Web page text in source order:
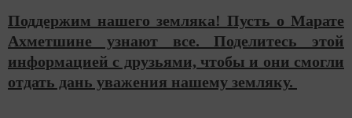
Поддержим нашего земляка! Пусть о Марате
Ахметшине узнают все. Поделитесь этой
информацией с друзьями, чтобы и они смогли
отдать дань уважения нашему земляку.